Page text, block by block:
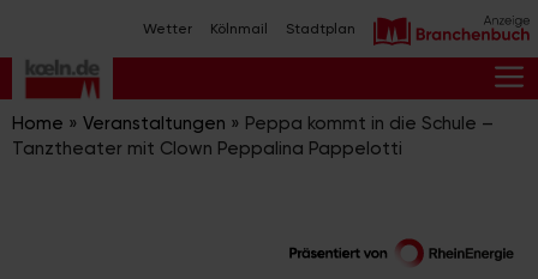
Inhalt
springen
Wetter Kölnmail Stadtplan
Home » Veranstaltungen » Peppa kommt in die Schule –
Tanztheater mit Clown Peppalina Pappelotti